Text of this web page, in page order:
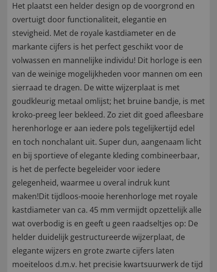
Het plaatst een helder design op de voorgrond en
overtuigt door functionaliteit, elegantie en
stevigheid. Met de royale kastdiameter en de
markante cijfers is het perfect geschikt voor de
volwassen en mannelijke individu! Dit horloge is een
van de weinige mogelijkheden voor mannen om een
sierraad te dragen. De witte wijzerplaat is met
goudkleurig metaal omlijst; het bruine bandje, is met
kroko-preeg leer bekleed. Zo ziet dit goed afleesbare
herenhorloge er aan iedere pols tegelijkertijd edel
en toch nonchalant uit. Super dun, aangenaam licht
en bij sportieve of elegante kleding combineerbaar,
is het de perfecte begeleider voor iedere
gelegenheid, waarmee u overal indruk kunt
maken!Dit tijdloos-mooie herenhorloge met royale
kastdiameter van ca. 45 mm vermijdt opzettelijk alle
wat overbodig is en geeft u geen raadseltjes op: De
helder duidelijk gestructureerde wijzerplaat, de
elegante wijzers en grote zwarte cijfers laten
moeiteloos d.m.v. het precisie kwartsuurwerk de tijd